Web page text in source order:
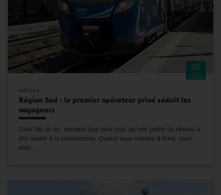
06
Juil
2026
MÉDIAS
Région Sud : le premier opérateur privé séduit les
voyageurs
Cela fait un an, presque jour pour jour, qu’une partie du réseau a
été ouvert à la concurrence. Quand vous montez à bord, vous
êtes…